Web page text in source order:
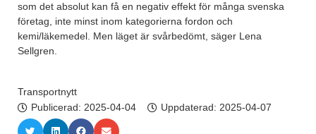
som det absolut kan få en negativ effekt för många svenska
företag, inte minst inom kategorierna fordon och
kemi/läkemedel. Men läget är svårbedömt, säger Lena
Sellgren.
Transportnytt
Publicerad: 2025-04-04 Uppdaterad: 2025-04-07